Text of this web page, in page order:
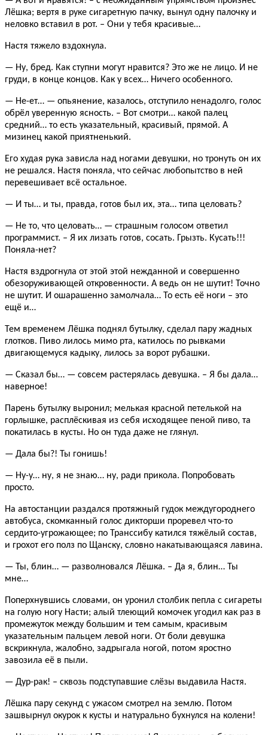
Лёшка; вертя в руке сигаретную пачку, вынул одну палочку и
неловко вставил в рот. – Они у тебя красивые…
Настя тяжело вздохнула.
— Ну, бред. Как ступни могут нравится? Это же не лицо. И не
груди, в конце концов. Как у всех… Ничего особенного.
— Не-ет… — опьянение, казалось, отступило ненадолго, голос
обрёл уверенную ясность. – Вот смотри… какой палец
средний… то есть указательный, красивый, прямой. А
мизинец какой приятненький.
Его худая рука зависла над ногами девушки, но тронуть он их
не решался. Настя поняла, что сейчас любопытство в ней
перевешивает всё остальное.
— И ты… и ты, правда, готов был их, эта… типа целовать?
— Не то, что целовать… — страшным голосом ответил
программист. – Я их лизать готов, сосать. Грызть. Кусать!!!
Поняла-нет?
Настя вздрогнула от этой этой нежданной и совершенно
обезоруживающей откровенности. А ведь он не шутит! Точно
не шутит. И ошарашенно замолчала… То есть её ноги – это
ещё и…
Тем временем Лёшка поднял бутылку, сделал пару жадных
глотков. Пиво лилось мимо рта, катилось по рывками
двигающемуся кадыку, лилось за ворот рубашки.
— Сказал бы… — совсем растерялась девушка. – Я бы дала…
наверное!
Парень бутылку выронил; мелькая красной петелькой на
горлышке, расплёскивая из себя исходящее пеной пиво, та
покатилась в кусты. Но он туда даже не глянул.
— Дала бы?! Ты гонишь!
— Ну-у… ну, я не знаю… ну, ради прикола. Попробовать
просто.
На автостанции раздался протяжный гудок междугороднего
автобуса, скомканный голос дикторши проревел что-то
сердито-угрожающее; по Транссибу катился тяжёлый состав,
и грохот его полз по Щанску, словно накатывающаяся лавина.
— Ты, блин… — разволновался Лёшка. – Да я, блин… Ты
мне…
Поперхнувшись словами, он уронил столбик пепла с сигареты
на голую ногу Насти; алый тлеющий комочек угодил как раз в
промежуток между большим и тем самым, красивым
указательным пальцем левой ноги. От боли девушка
вскрикнула, жалобно, задрыгала ногой, потом яростно
завозила её в пыли.
— Дур-рак! – сквозь подступавшие слёзы выдавила Настя.
Лёшка пару секунд с ужасом смотрел на землю. Потом
зашвырнул окурок к кусты и натурально бухнулся на колени!